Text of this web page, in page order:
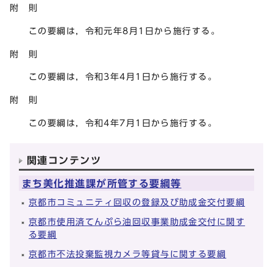
附 則
この要綱は，令和元年8月1日から施行する。
附 則
この要綱は，令和3年4月1日から施行する。
附 則
この要綱は，令和4年7月1日から施行する。
関連コンテンツ
まち美化推進課が所管する要綱等
京都市コミュニティ回収の登録及び助成金交付要綱
京都市使用済てんぷら油回収事業助成金交付に関す
る要綱
京都市不法投棄監視カメラ等貸与に関する要綱